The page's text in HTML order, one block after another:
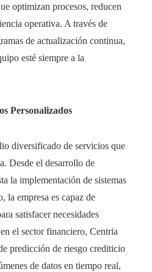
optimizan procesos, reducen
operativa. A través de
de actualización continua,
esté siempre a la
Personalizados
diversificado de servicios que
Desde el desarrollo de
la implementación de sistemas
la empresa es capaz de
satisfacer necesidades
el sector financiero, Centria
predicción de riesgo crediticio
de datos en tiempo real,